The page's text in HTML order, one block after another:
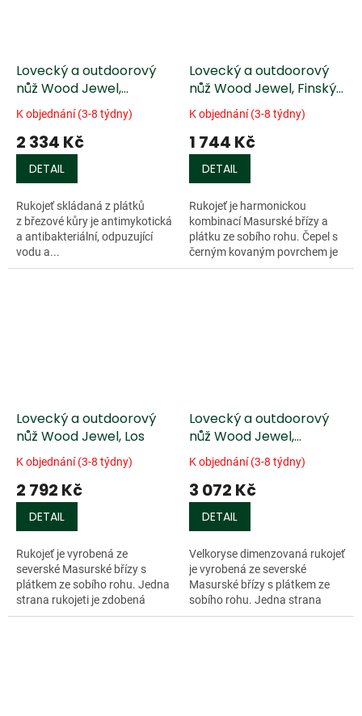
Lovecký a outdoorový
nůž Wood Jewel,
březová kůra
K objednání (3-8 týdny)
2 334 Kč
DETAIL
Rukojeť skládaná z plátků
z březové kůry je antimykotická
a antibakteriální, odpuzující
vodu a...
Lovecký a outdoorový
nůž Wood Jewel, Finský
špic
K objednání (3-8 týdny)
1 744 Kč
DETAIL
Rukojeť je harmonickou
kombinací Masurské břízy a
plátku ze sobího rohu. Čepel s
černým kovaným povrchem je
vyrobena z...
Lovecký a outdoorový
nůž Wood Jewel, Los
K objednání (3-8 týdny)
2 792 Kč
DETAIL
Rukojeť je vyrobená ze
severské Masurské břízy s
plátkem ze sobího rohu. Jedna
strana rukojeti je zdobená
motivem losa. Čepel s...
Lovecký a outdoorový
nůž Wood Jewel,
Medvěd
K objednání (3-8 týdny)
3 072 Kč
DETAIL
Velkoryse dimenzovaná rukojeť
je vyrobená ze severské
Masurské břízy s plátkem ze
sobího rohu. Jedna strana
rukojeti je...